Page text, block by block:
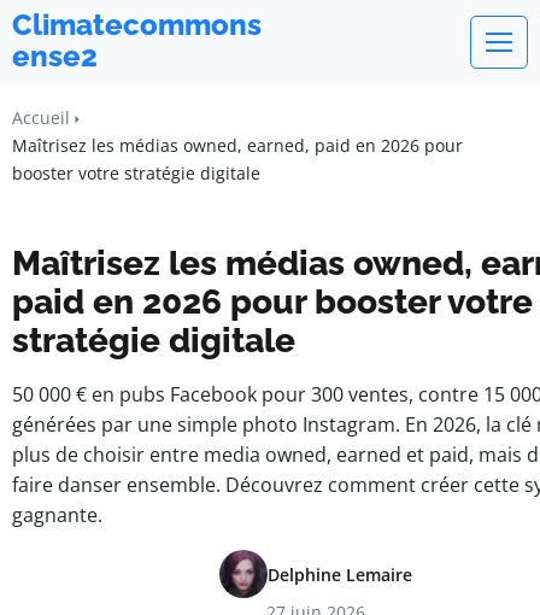
Climatecommons
ense2
Accueil
Maîtrisez les médias owned, earned, paid en 2026 pour
booster votre stratégie digitale
Maîtrisez les médias owned,
paid en 2026 pour booster votre
stratégie digitale
50 000 € en pubs Facebook pour 300 ventes, contre 15
générées par une simple photo Instagram. En 2026, la clé
plus de choisir entre media owned, earned et paid, mais
faire danser ensemble. Découvrez comment créer cette
gagnante.
Delphine Lemaire